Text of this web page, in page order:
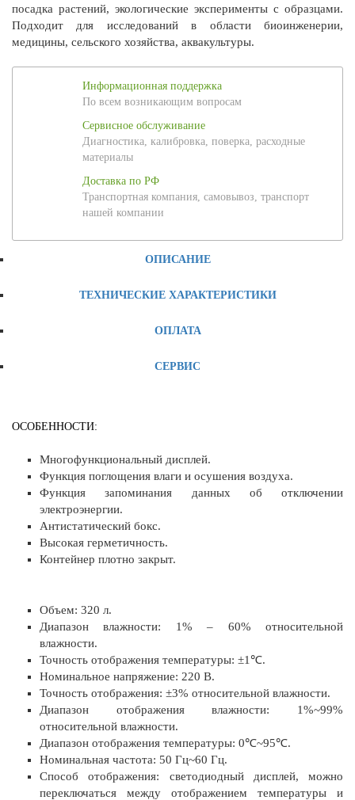
посадка растений, экологические эксперименты с образцами.
Подходит для исследований в области биоинженерии,
медицины, сельского хозяйства, аквакультуры.
Информационная поддержка
По всем возникающим вопросам
Сервисное обслуживание
Диагностика, калибровка, поверка, расходные
материалы
Доставка по РФ
Транспортная компания, самовывоз, транспорт
нашей компании
ОПИСАНИЕ
ТЕХНИЧЕСКИЕ ХАРАКТЕРИСТИКИ
ОПЛАТА
СЕРВИС
ОСОБЕННОСТИ:
Многофункциональный дисплей.
Функция поглощения влаги и осушения воздуха.
Функция запоминания данных об отключении
электроэнергии.
Антистатический бокс.
Высокая герметичность.
Контейнер плотно закрыт.
Объем: 320 л.
Диапазон влажности: 1% – 60% относительной
влажности.
Точность отображения температуры: ±1℃.
Номинальное напряжение: 220 В.
Точность отображения: ±3% относительной влажности.
Диапазон отображения влажности: 1%~99%
относительной влажности.
Диапазон отображения температуры: 0℃~95℃.
Номинальная частота: 50 Гц~60 Гц.
Способ отображения: светодиодный дисплей, можно
переключаться между отображением температуры и